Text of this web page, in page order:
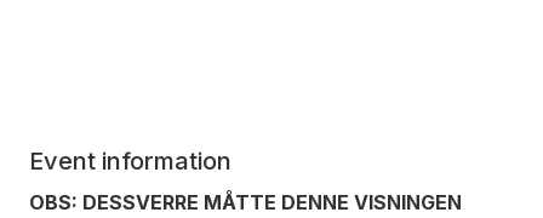
Event information
OBS: DESSVERRE MÅTTE DENNE VISNINGEN